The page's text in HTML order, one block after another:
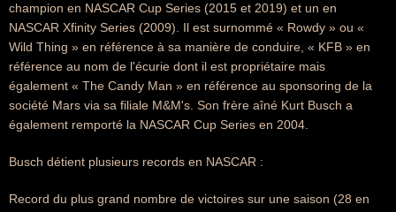
champion en NASCAR Cup Series (2015 et 2019) et un en
NASCAR Xfinity Series (2009). Il est surnommé « Rowdy » ou «
Wild Thing » en référence à sa manière de conduire, « KFB » en
référence au nom de l'écurie dont il est propriétaire mais
également « The Candy Man » en référence au sponsoring de la
société Mars via sa filiale M&M's. Son frère aîné Kurt Busch a
également remporté la NASCAR Cup Series en 2004.
Busch détient plusieurs records en NASCAR :
Record du plus grand nombre de victoires sur une saison (28 en